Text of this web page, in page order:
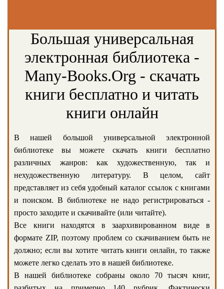
Большая универсальная
электронная библиотека -
Many-Books.Org - скачать
книги бесплатно и читать
книги онлайн
В нашей большой универсальной электронной
библиотеке вы можете скачать книги бесплатно
различных жанров: как художественную, так и
нехудожественную литературу. В целом, сайт
представляет из себя удобный каталог ссылок с книгами
и поиском. В библиотеке не надо регистрироваться -
просто заходите и скачивайте (или читайте).
Все книги находятся в заархивированном виде в
формате ZIP, поэтому проблем со скачиванием быть не
должно; если вы хотите читать книги онлайн, то также
можете легко сделать это в нашей библиотеке.
В нашей библиотеке собраны около 70 тысяч книг,